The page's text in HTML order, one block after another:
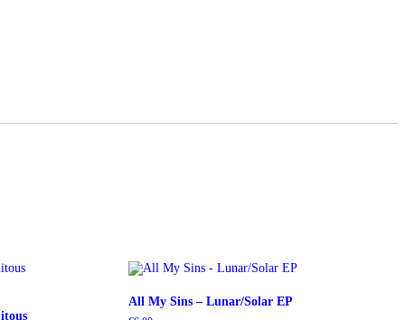
All My Sins – Lunar/Solar EP